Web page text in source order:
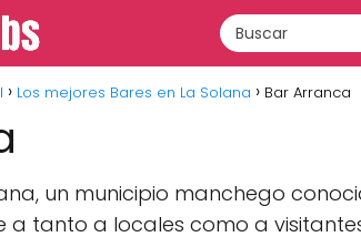
Los mejores Bares en La Solana Bar Arranca
un municipio manchego
tanto a locales como a